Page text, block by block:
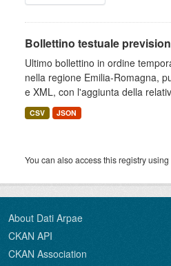
Bollettino testuale
Ultimo bollettino in ordine
nella regione Emilia-Romagna,
e XML, con l'aggiunta della
CSV JSON
You can also access this registry using
About Dati Arpae
CKAN API
CKAN Association